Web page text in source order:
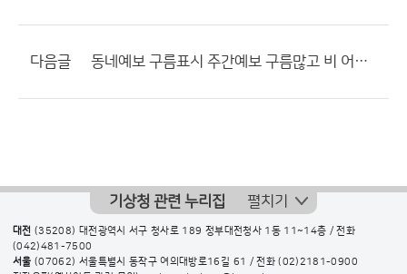
다음글 동네예보 구름표시 주간예보 구름많고 비 어쪽 정확하지??
기상청 관련 누리집 펼치기
대전 (35208) 대전광역시 서구 청사로 189 정부대전청사 1동 11~14층 / 전화
(042)481-7500
서울 (07062) 서울특별시 동작구 여의대방로16길 61 / 전화(02)2181-0900